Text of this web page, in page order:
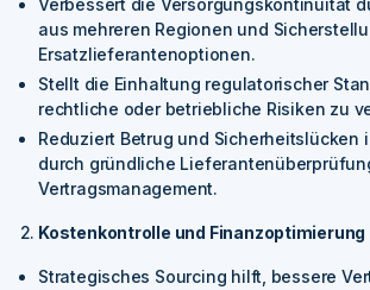
aus mehreren Regionen und
Ersatzlieferantenoptionen.
Stellt die Einhaltung regulatorischer
rechtliche oder betriebliche Risiken zu
Reduziert Betrug und Sicherheitslücken
durch gründliche
Vertragsmanagement.
Kostenkontrolle und Finanzoptimierung
Strategisches Sourcing hilft, bessere